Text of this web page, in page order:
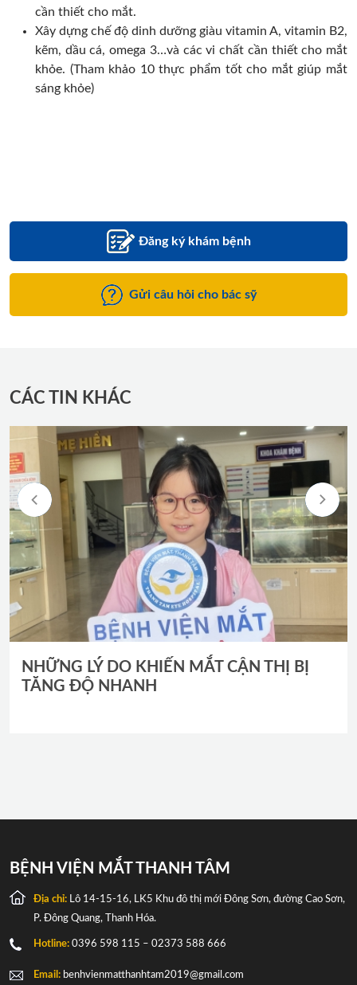
cần thiết cho mắt.
Xây dựng chế độ dinh dưỡng giàu vitamin A, vitamin B2,
kẽm, dầu cá, omega 3…và các vi chất cần thiết cho mắt
khỏe. (Tham khảo 10 thực phẩm tốt cho mắt giúp mắt
sáng khỏe)
Đăng ký khám bệnh
Gửi câu hỏi cho bác sỹ
CÁC TIN KHÁC
NHỮNG LÝ DO KHIẾN MẮT CẬN THỊ BỊ
TĂNG ĐỘ NHANH
BỆNH VIỆN MẮT THANH TÂM
Địa chỉ: Lô 14-15-16, LK5 Khu đô thị mới Đông Sơn, đường Cao Sơn,
P. Đông Quang, Thanh Hóa.
Hotline: 0396 598 115 – 02373 588 666
Email: benhvienmatthanhtam2019@gmail.com